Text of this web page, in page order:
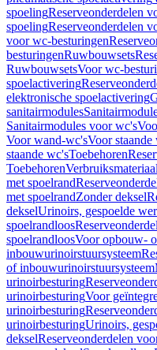
spoelingReserveonderdelen
spoelingReserveonderdelen
voor wc-besturingen
besturingenRuwbouwsets
RuwbouwsetsVoor wc-
spoelactivering
elektronische spoelactivering
sanitairmodules
Sanitairmodules voor wc's
Voor wand-wc'sVoor staande
staande wc'sToebehoren
ToebehorenVerbruiksmateriaal
met spoelrand
met spoelrandZonder deksel
dekselUrinoirs, gespoelde
spoelrandloos
spoelrandloosVoor opbouw-
inbouwurinoirstuursysteem
of inbouwurinoirstuursysteem
urinoirbesturing
urinoirbesturingVoor
urinoirbesturing
urinoirbesturingUrinoirs,
dekselReserveonderdelen